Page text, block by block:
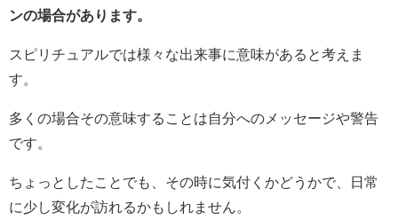
ンの場合があります。
スピリチュアルでは様々な出来事に意味があると考えま
す。
多くの場合その意味することは自分へのメッセージや警告
です。
ちょっとしたことでも、その時に気付くかどうかで、日常
に少し変化が訪れるかもしれません。